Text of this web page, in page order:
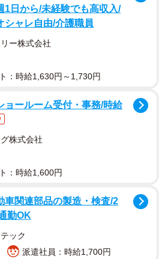
く本拠を置いて天下に覇を唱えた歴
川村）をはじめ
町）、 恵那峡 （恵那市）、
のような名産品も数多い。
1日から/未経験でも高収入/
シャレ自由/介護職員
ー株式会社
：時給1,630円～1,730円
ョールーム受付・事務/時給
株式会社
：時給1,600円
車関連部品の製造・検査/2
勤OK
ック
派遣社員：時給1,700円